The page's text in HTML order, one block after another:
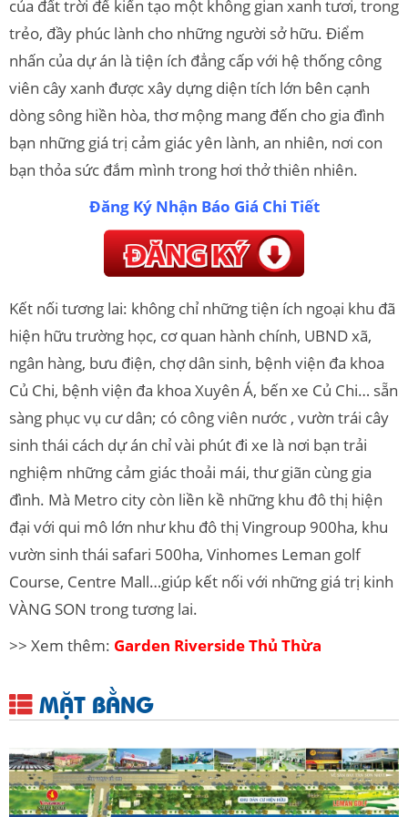
của đất trời để kiến tạo một không gian xanh tươi, trong
trẻo, đầy phúc lành cho những người sở hữu. Điểm
nhấn của dự án là tiện ích đẳng cấp với hệ thống công
viên cây xanh được xây dựng diện tích lớn bên cạnh
dòng sông hiền hòa, thơ mộng mang đến cho gia đình
bạn những giá trị cảm giác yên lành, an nhiên, nơi con
bạn thỏa sức đắm mình trong hơi thở thiên nhiên.
Đăng Ký Nhận Báo Giá Chi Tiết
Kết nối tương lai: không chỉ những tiện ích ngoại khu đã
hiện hữu trường học, cơ quan hành chính, UBND xã,
ngân hàng, bưu điện, chợ dân sinh, bệnh viện đa khoa
Củ Chi, bệnh viện đa khoa Xuyên Á, bến xe Củ Chi… sẵn
sàng phục vụ cư dân; có công viên nước , vườn trái cây
sinh thái cách dự án chỉ vài phút đi xe là nơi bạn trải
nghiệm những cảm giác thoải mái, thư giãn cùng gia
đình. Mà Metro city còn liền kề những khu đô thị hiện
đại với qui mô lớn như khu đô thị Vingroup 900ha, khu
vườn sinh thái safari 500ha, Vinhomes Leman golf
Course, Centre Mall…giúp kết nối với những giá trị kinh
VÀNG SON trong tương lai.
>> Xem thêm: Garden Riverside Thủ Thừa
MẶT BẰNG